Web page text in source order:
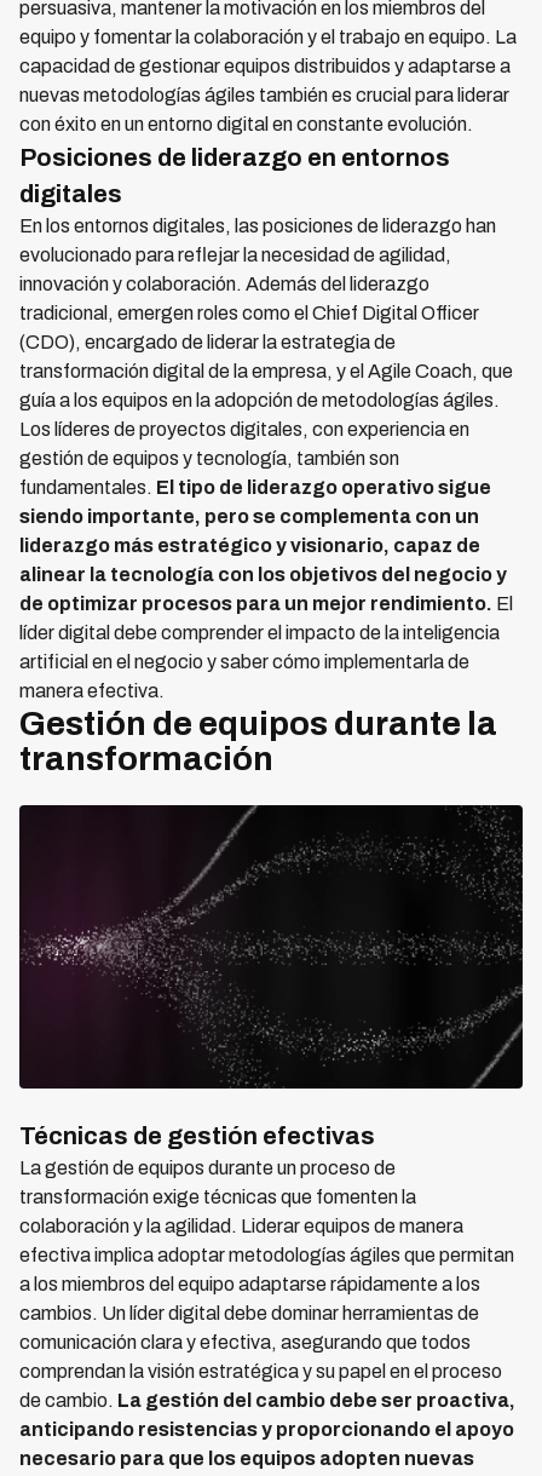
persuasiva, mantener la motivación en los miembros del
equipo y fomentar la colaboración y el trabajo en equipo. La
capacidad de gestionar equipos distribuidos y adaptarse a
nuevas metodologías ágiles también es crucial para liderar
con éxito en un entorno digital en constante evolución.
Posiciones de liderazgo en entornos
digitales
En los entornos digitales, las posiciones de liderazgo han
evolucionado para reflejar la necesidad de agilidad,
innovación y colaboración. Además del liderazgo
tradicional, emergen roles como el Chief Digital Officer
(CDO), encargado de liderar la estrategia de
transformación digital de la empresa, y el Agile Coach, que
guía a los equipos en la adopción de metodologías ágiles.
Los líderes de proyectos digitales, con experiencia en
gestión de equipos y tecnología, también son
fundamentales. El tipo de liderazgo operativo sigue
siendo importante, pero se complementa con un
liderazgo más estratégico y visionario, capaz de
alinear la tecnología con los objetivos del negocio y
de optimizar procesos para un mejor rendimiento. El
líder digital debe comprender el impacto de la inteligencia
artificial en el negocio y saber cómo implementarla de
manera efectiva.
Gestión de equipos durante la
transformación
Técnicas de gestión efectivas
La gestión de equipos durante un proceso de
transformación exige técnicas que fomenten la
colaboración y la agilidad. Liderar equipos de manera
efectiva implica adoptar metodologías ágiles que permitan
a los miembros del equipo adaptarse rápidamente a los
cambios. Un líder digital debe dominar herramientas de
comunicación clara y efectiva, asegurando que todos
comprendan la visión estratégica y su papel en el proceso
de cambio. La gestión del cambio debe ser proactiva,
anticipando resistencias y proporcionando el apoyo
necesario para que los equipos adopten nuevas